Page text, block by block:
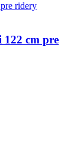
122 cm pre